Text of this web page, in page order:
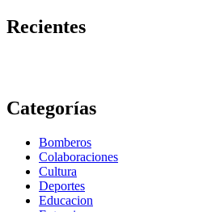
Recientes
Categorías
Bomberos
Colaboraciones
Cultura
Deportes
Educacion